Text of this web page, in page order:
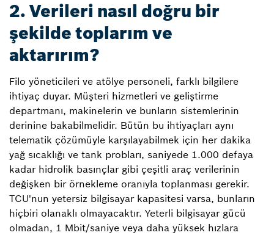
2. Verileri nasıl doğru bir
şekilde toplarım ve
aktarırım?
Filo yöneticileri ve atölye personeli, farklı bilgilere
ihtiyaç duyar. Müşteri hizmetleri ve geliştirme
departmanı, makinelerin ve bunların sistemlerinin
derinine bakabilmelidir. Bütün bu ihtiyaçları aynı
telematik çözümüyle karşılayabilmek için her dakika
yağ sıcaklığı ve tank probları, saniyede 1.000 defaya
kadar hidrolik basınçlar gibi çeşitli araç verilerinin
değişken bir örnekleme oranıyla toplanması gerekir.
TCU'nun yetersiz bilgisayar kapasitesi varsa, bunların
hiçbiri olanaklı olmayacaktır. Yeterli bilgisayar gücü
olmadan, 1 Mbit/saniye veya daha yüksek hızlara